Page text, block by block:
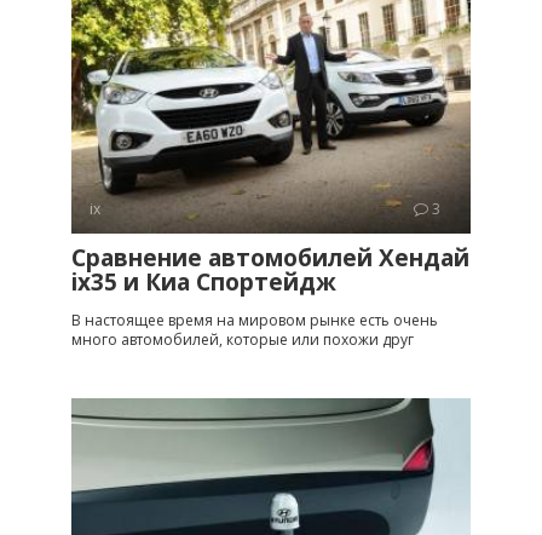
ix 3
Сравнение автомобилей Хендай
ix35 и Киа Спортейдж
В настоящее время на мировом рынке есть очень
много автомобилей, которые или похожи друг